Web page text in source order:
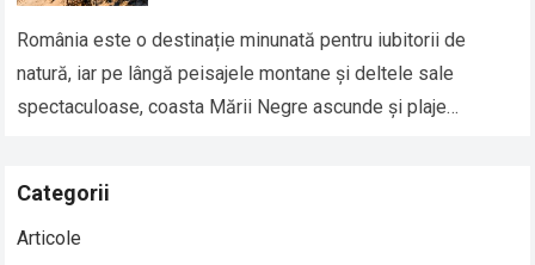
România este o destinație minunată pentru iubitorii de
natură, iar pe lângă peisajele montane și deltele sale
spectaculoase, coasta Mării Negre ascunde și plaje
Categorii
Articole